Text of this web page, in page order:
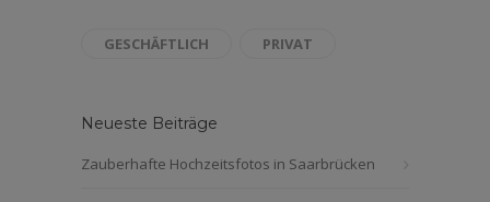
GESCHÄFTLICH PRIVAT
Neueste Beiträge
Zauberhafte Hochzeitsfotos in Saarbrücken